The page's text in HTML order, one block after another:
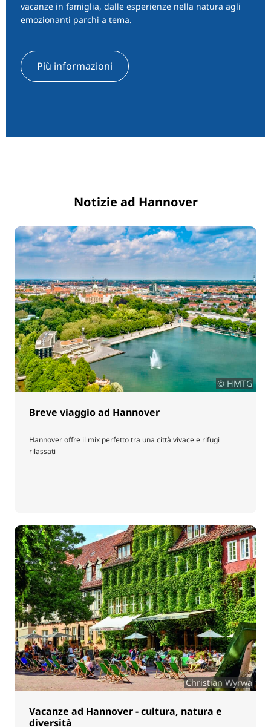
vacanze in famiglia, dalle esperienze nella natura agli
emozionanti parchi a tema.
Più informazioni
Notizie ad Hannover
© HMTG
Breve viaggio ad Hannover
Hannover offre il mix perfetto tra una città vivace e rifugi
rilassati
Christian Wyrwa
Vacanze ad Hannover - cultura, natura e
diversità